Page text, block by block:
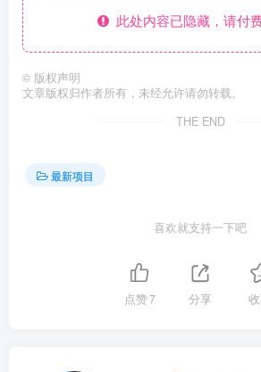
此处内容已隐藏，请付
© 版权声明
文章版权归作者所有，未经允许请勿转载。
THE END
最新项目
喜欢就支持一下吧
点赞7 分享